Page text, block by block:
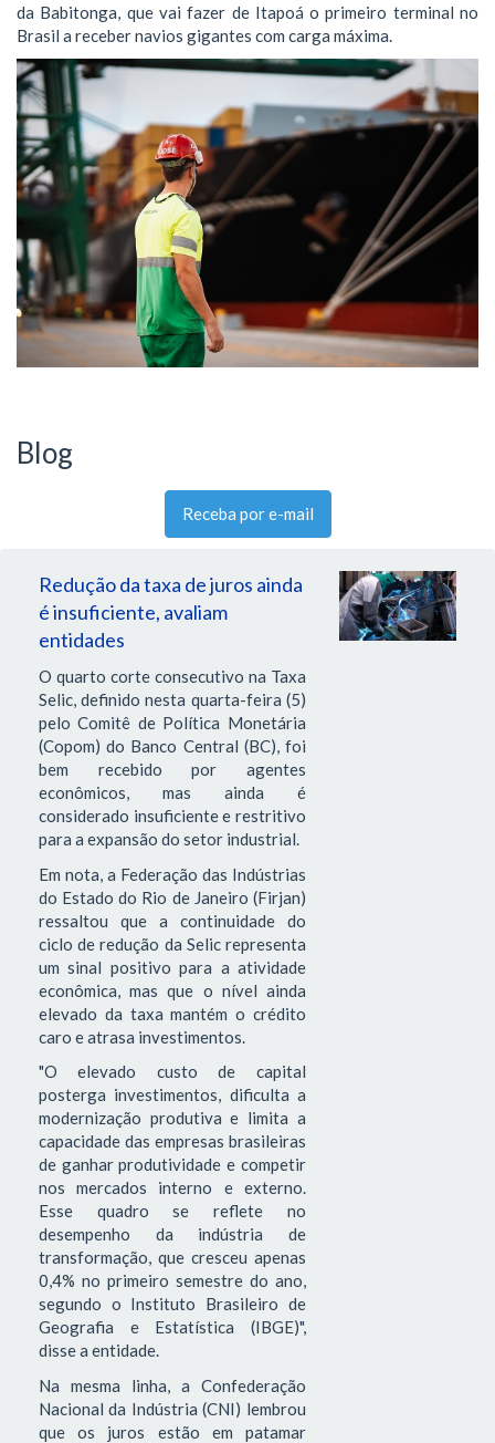
da Babitonga, que vai fazer de Itapoá o primeiro terminal no
Brasil a receber navios gigantes com carga máxima.
Blog
Receba por e-mail
Redução da taxa de juros ainda
é insuficiente, avaliam
entidades
O quarto corte consecutivo na Taxa
Selic, definido nesta quarta-feira (5)
pelo Comitê de Política Monetária
(Copom) do Banco Central (BC), foi
bem recebido por agentes
econômicos, mas ainda é
considerado insuficiente e restritivo
para a expansão do setor industrial.
Em nota, a Federação das Indústrias
do Estado do Rio de Janeiro (Firjan)
ressaltou que a continuidade do
ciclo de redução da Selic representa
um sinal positivo para a atividade
econômica, mas que o nível ainda
elevado da taxa mantém o crédito
caro e atrasa investimentos.
"O elevado custo de capital
posterga investimentos, dificulta a
modernização produtiva e limita a
capacidade das empresas brasileiras
de ganhar produtividade e competir
nos mercados interno e externo.
Esse quadro se reflete no
desempenho da indústria de
transformação, que cresceu apenas
0,4% no primeiro semestre do ano,
segundo o Instituto Brasileiro de
Geografia e Estatística (IBGE)",
disse a entidade.
Na mesma linha, a Confederação
Nacional da Indústria (CNI) lembrou
que os juros estão em patamar